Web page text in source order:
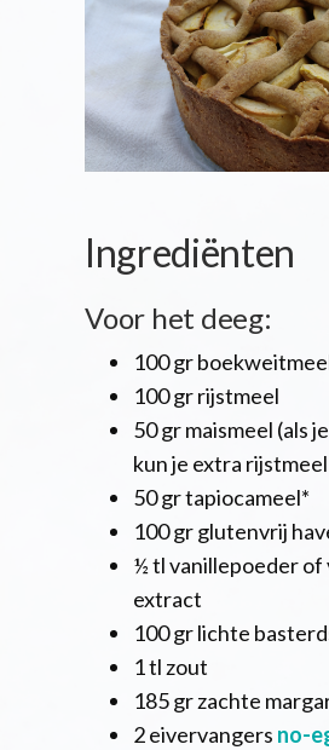
Ingrediënten
Voor het deeg:
100 gr
100 gr rijstmeel
50 gr maismeel (als
kun je extra
50 gr tapiocameel*
100 gr glutenvrij
½ tl vanillepoeder of
extract
100 gr lichte
1 tl zout
185 gr zachte
2 eivervangers no-